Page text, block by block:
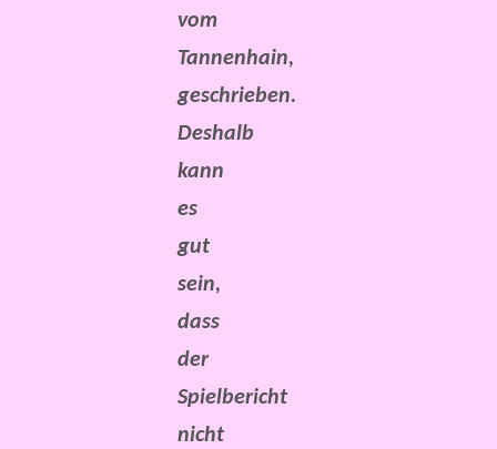
vom
Tannenhain,
geschrieben.
Deshalb
kann
es
gut
sein,
dass
der
Spielbericht
nicht